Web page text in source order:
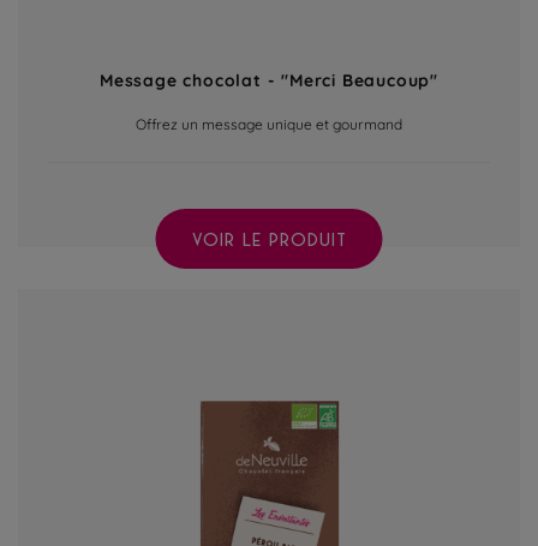
Message chocolat - "Merci Beaucoup"
Offrez un message unique et gourmand
VOIR LE PRODUIT